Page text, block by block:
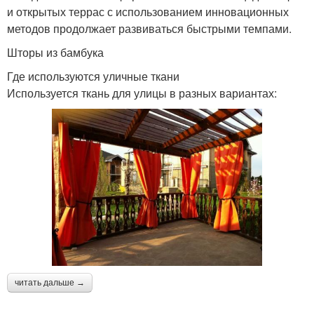
и открытых террас с использованием инновационных
методов продолжает развиваться быстрыми темпами.
Шторы из бамбука
Где используются уличные ткани
Используется ткань для улицы в разных вариантах:
читать дальше →